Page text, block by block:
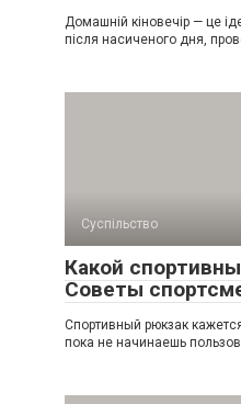
Домашній кіновечір — це
після насиченого дня,
Суспільство
Какой
Советы
Спортивный рюкзак
пока не начинаешь